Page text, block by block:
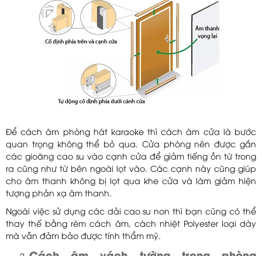
Để cách âm phòng hát karaoke thì cách âm cửa là bước
quan trọng không thể bỏ qua. Cửa phòng nên được gắn
các gioăng cao su vào cạnh cửa để giảm tiếng ồn từ trong
ra cũng như từ bên ngoài lọt vào. Các cạnh này cũng giúp
cho âm thanh không bị lọt qua khe cửa và làm giảm hiện
tượng phản xạ âm thanh.
Ngoài việc sử dụng các dải cao su non thì bạn cũng có thể
thay thế bằng rèm cách âm, cách nhiệt Polyester loại dày
mà vẫn đảm bảo được tính thẩm mỹ.